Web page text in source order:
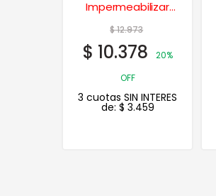
Impermeabilizar
$12.973
$ 10.378
20%
OFF
3 cuotas SIN INTERES
de: $ 3.459